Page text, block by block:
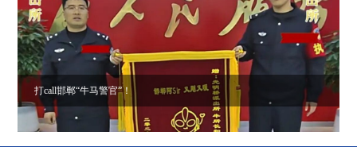
打call邯郸“牛马警官”！